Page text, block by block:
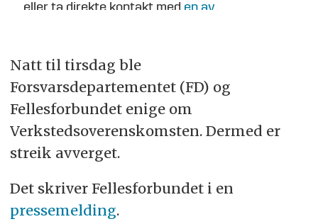
eller ta direkte kontakt med en av
Natt til tirsdag ble
Forsvarsdepartementet (FD) og
Fellesforbundet enige om
Verkstedsoverenskomsten. Dermed er
streik avverget.
Det skriver Fellesforbundet i en
pressemelding.